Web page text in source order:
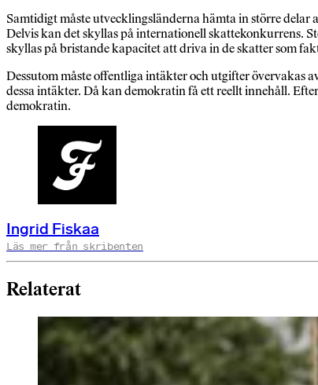
Samtidigt måste utvecklingsländerna hämta in större
Delvis kan det skyllas på internationell skattekonkurrens.
skyllas på bristande kapacitet att driva in de skatter som
Dessutom måste offentliga intäkter och utgifter övervakas
dessa intäkter. Då kan demokratin få ett reellt innehåll.
demokratin.
Ingrid Fiskaa
Läs mer från skribenten
Relaterat